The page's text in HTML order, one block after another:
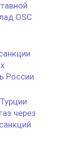
OSC
России
через